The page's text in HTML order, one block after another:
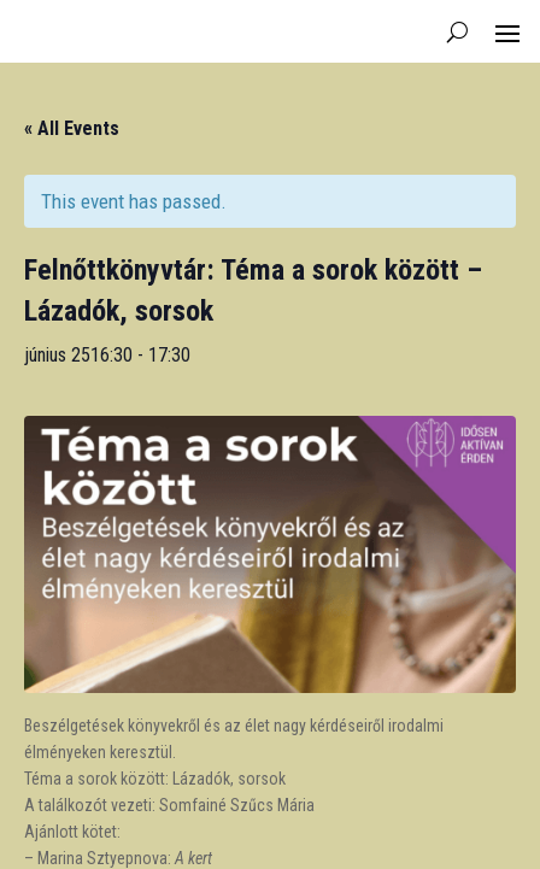
« All Events
This event has passed.
Felnőttkönyvtár: Téma a sorok között –
Lázadók, sorsok
június 2516:30 - 17:30
Beszélgetések könyvekről és az élet nagy kérdéseiről irodalmi
élményeken keresztül.
Téma a sorok között: Lázadók, sorsok
A találkozót vezeti: Somfainé Szűcs Mária
Ajánlott kötet:
– Marina Sztyepnova: A kert